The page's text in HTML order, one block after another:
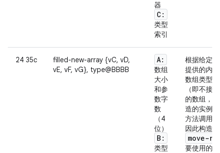
器
C:
类型
索引
24 35c
filled-new-array {vC, vD,
vE, vF, vG}, type@BBBB
A:
数组
大小
和参
数字
数
（4
位）
B:
类型
根据给定
提供的内
数组类型
（即不接
的数组，
造的实例
方法调用
因此构造
move-
要使用的